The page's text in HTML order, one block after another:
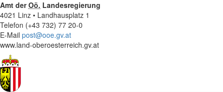
Amt derOö. Landesregierung
4021 Linz • Landhausplatz 1
Telefon (+43 732) 77 20-0
E-Mail post@ooe.gv.at
www.land-oberoesterreich.gv.at